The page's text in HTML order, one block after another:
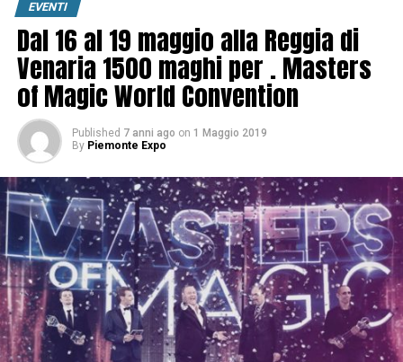
EVENTI
Dal 16 al 19 maggio alla Reggia di
Venaria 1500 maghi per . Masters
of Magic World Convention
Published 7 anni ago on 1 Maggio 2019
By Piemonte Expo